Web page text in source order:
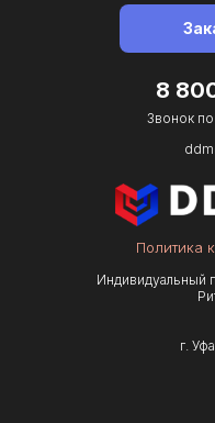
8
Звонок
Политика
Индивидуальный
г.